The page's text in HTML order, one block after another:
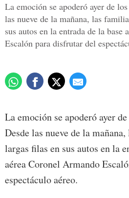
La emoción se apoderó ayer de
las nueve de la mañana, las
sus autos en la entrada de la base
Escalón para disfrutar del
La emoción se apoderó ayer
Desde las nueve de la
largas filas en sus autos en la
aérea Coronel Armando
espectáculo aéreo.